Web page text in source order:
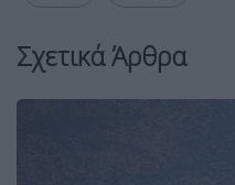
Σχετικά Άρθρα